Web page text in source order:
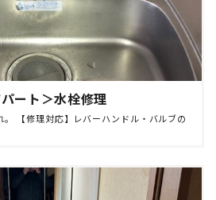
ート＞水栓修理
。 【修理対応】レバーハンドル・バルブの